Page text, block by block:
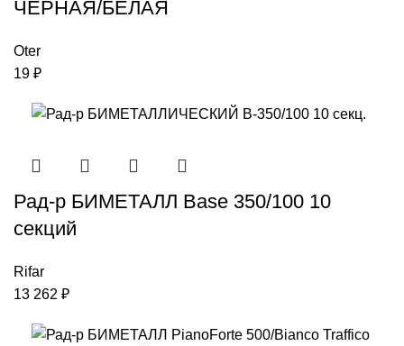
ЧЕРНАЯ/БЕЛАЯ
Oter
19 ₽
Рад-р БИМЕТАЛЛ Base 350/100 10
секций
Rifar
13 262 ₽